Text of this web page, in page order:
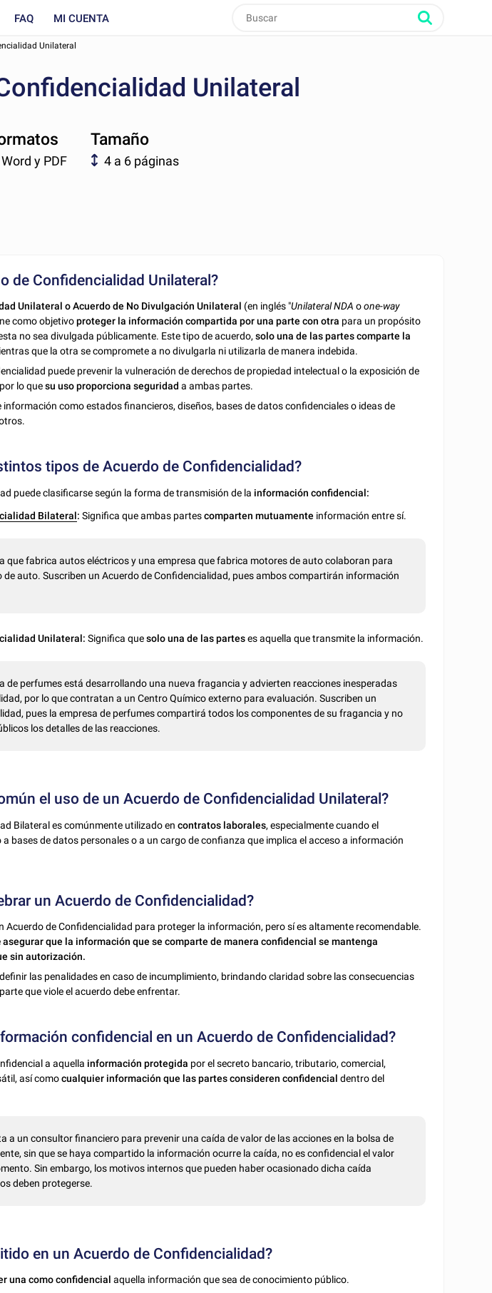
FAQ MI CUENTA
Unilateral
Unilateral
Word y PDF
Tamaño
4 a 6 páginas
de Confidencialidad Unilateral?
Unilateral o Acuerdo de No Divulgación Unilateral (en inglés "Unilateral NDAoone-way
como objetivoproteger la información compartida por una parte con otra para un propósito
no sea divulgada públicamente. Este tipo de acuerdo,solo una de las partes comparte la
que la otra se compromete a no divulgarla ni utilizarla de manera indebida.
puede prevenir la vulneración de derechos de propiedad intelectual o la exposición de
lo quesu uso proporciona seguridad a ambas partes.
información como estados financieros, diseños, bases de datos confidenciales o ideas de
tipos de Acuerdo de Confidencialidad?
puede clasificarse según la forma de transmisión de la información confidencial:
Bilateral: Significa que ambas partescomparten mutuamente información entre sí.
que fabrica autos eléctricos y una empresa que fabrica motores de auto colaboran para
de auto. Suscriben un Acuerdo de Confidencialidad, pues ambos compartirán información
Unilateral: Significa quesolo una de las parteses aquella que transmite la información.
de perfumes está desarrollando una nueva fragancia y advierten reacciones inesperadas
por lo que contratan a un Centro Químico externo para evaluación. Suscriben un
pues la empresa de perfumes compartirá todos los componentes de su fragancia y no
los detalles de las reacciones.
el uso de un Acuerdo de Confidencialidad Unilateral?
Bilateral es comúnmente utilizado en contratos laborales, especialmente cuando el
bases de datos personales o a un cargo de confianza que implica el acceso a información
un Acuerdo de Confidencialidad?
Acuerdo de Confidencialidad para proteger la información, pero sí es altamente recomendable.
asegurar que la información que se comparte de manera confidencial se mantenga
sin autorización.
las penalidades en caso de incumplimiento, brindando claridad sobre las consecuencias
que viole el acuerdo debe enfrentar.
confidencial en un Acuerdo de Confidencialidad?
a aquella información protegida por el secreto bancario, tributario, comercial,
así comocualquier información que las partes consideren confidencialdentro del
a un consultor financiero para prevenir una caída de valor de las acciones en la bolsa de
sin que se haya compartido la información ocurre la caída, no es confidencial el valor
Sin embargo, los motivos internos que pueden haber ocasionado dicha caída
deben protegerse.
en un Acuerdo de Confidencialidad?
una como confidencialaquella información que sea de conocimiento público.